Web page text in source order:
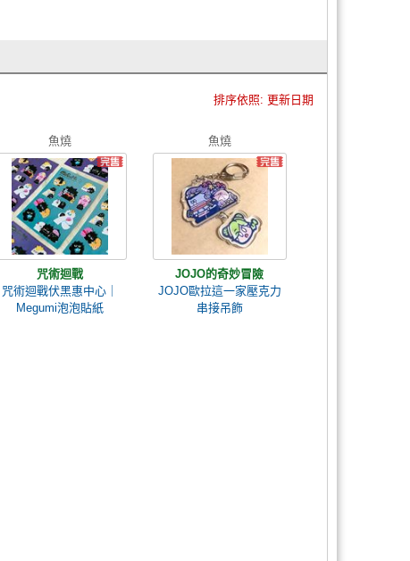
排序依照: 更新日期
魚燒
咒術迴戰
咒術迴戰伏黑惠中心｜
Megumi泡泡貼紙
魚燒
JOJO的奇妙冒險
JOJO歐拉這一家壓克力
串接吊飾